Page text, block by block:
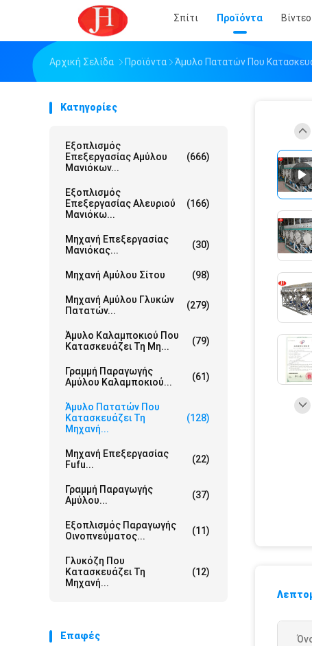
Σπίτι Προϊόντα Βίντεο
Αρχική Σελίδα Προϊόντα Άμυλο Πατατών Που
Κατηγορίες
Εξοπλισμός
Επεξεργασίας Αμύλου
Μανιόκων...
(666)
Εξοπλισμός
Επεξεργασίας Αλευριού
Μανιόκω...
(166)
Μηχανή Επεξεργασίας
Μανιόκας...
(30)
Μηχανή Αμύλου Σίτου (98)
Μηχανή Αμύλου Γλυκών
Πατατών...
(279)
Άμυλο Καλαμποκιού Που
Κατασκευάζει Τη Μη...
(79)
Γραμμή Παραγωγής
Αμύλου Καλαμποκιού...
(61)
Άμυλο Πατατών Που
Κατασκευάζει Τη
Μηχανή...
(128)
Μηχανή Επεξεργασίας
Fufu...
(22)
Γραμμή Παραγωγής
Αμύλου...
(37)
Εξοπλισμός Παραγωγής
Οινοπνεύματος...
(11)
Γλυκόζη Που
Κατασκευάζει Τη
Μηχανή...
(12)
Επαφές